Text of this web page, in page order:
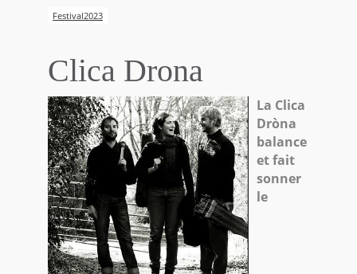
Festival2023
Clica Drona
La Clica
Dròna
balance
et fait
sonner
le